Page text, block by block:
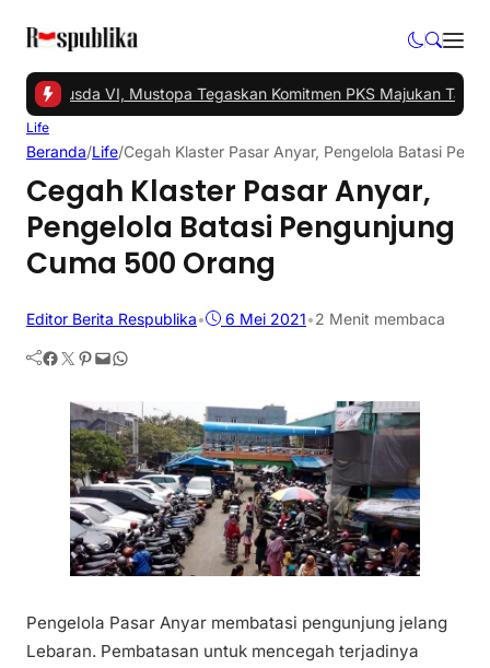
Musda VI, Mustopa Tegaskan Komitmen PKS Majukan Tangsel
Life
Beranda/Life/Cegah Klaster Pasar Anyar, Pengelola Batasi
Cegah Klaster Pasar Anyar,
Pengelola Batasi Pengunjung
Cuma 500 Orang
Editor Berita Respublika• 6 Mei 2021•2 Menit membaca
Facebook Twitter Pinterest Mail WhatsApp
Pengelola Pasar Anyar membatasi pengunjung jelang
Lebaran. Pembatasan untuk mencegah terjadinya